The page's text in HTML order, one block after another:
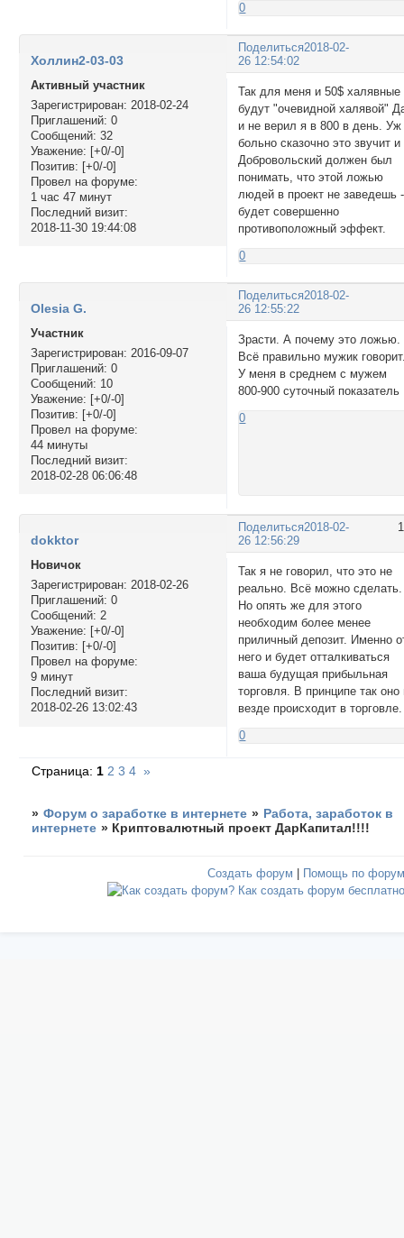
0
Поделиться2018-02-
26 12:54:02
Холлин2-03-03
Активный участник
Зарегистрирован: 2018-02-24
Приглашений: 0
Сообщений: 32
Уважение: [+0/-0]
Позитив: [+0/-0]
Провел на форуме:
1 час 47 минут
Последний визит:
2018-11-30 19:44:08
Так для меня и 50$ халявные
будут "очевидной халявой"
и не верил я в 800 в день. Уж
больно сказочно это звучит и
Добровольский должен был
понимать, что этой ложью
людей в проект не заведешь -
будет совершенно
противоположный эффект.
0
Поделиться2018-02-
26 12:55:22
Olesia G.
Участник
Зарегистрирован: 2016-09-07
Приглашений: 0
Сообщений: 10
Уважение: [+0/-0]
Позитив: [+0/-0]
Провел на форуме:
44 минуты
Последний визит:
2018-02-28 06:06:48
Зрасти. А почему это ложью.
Всё правильно мужик
У меня в среднем с мужем
800-900 суточный показатель
0
Поделиться2018-02-
26 12:56:29
dokktor
Новичок
Зарегистрирован: 2018-02-26
Приглашений: 0
Сообщений: 2
Уважение: [+0/-0]
Позитив: [+0/-0]
Провел на форуме:
9 минут
Последний визит:
2018-02-26 13:02:43
Так я не говорил, что это не
реально. Всё можно сделать.
Но опять же для этого
необходим более менее
приличный депозит. Именно
него и будет отталкиваться
ваша будущая прибыльная
торговля. В принципе так оно
везде происходит в торговле.
0
Страница: 1 2 3 4 »
» Форум о заработке в интернете » Работа, заработок в
интернете » Криптовалютный проект ДарКапитал!!!!
Создать форум | Помощь по